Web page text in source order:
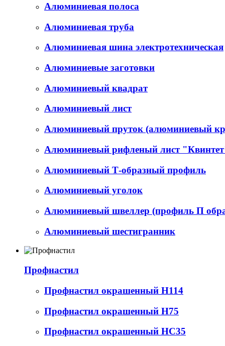
Алюминиевая полоса
Алюминиевая труба
Алюминиевая шина электротехническая
Алюминиевые заготовки
Алюминиевый квадрат
Алюминиевый лист
Алюминиевый пруток (алюминиевый
Алюминиевый рифленый лист
Алюминиевый Т-образный профиль
Алюминиевый уголок
Алюминиевый швеллер (профиль П
Алюминиевый шестигранник
Профнастил
Профнастил окрашенный Н114
Профнастил окрашенный Н75
Профнастил окрашенный НС35